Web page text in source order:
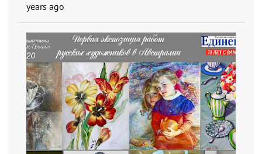
years ago